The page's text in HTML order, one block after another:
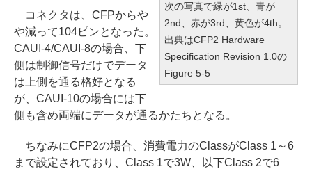
次の写真で緑が1st、青が
2nd、赤が3rd、黄色が4th。
出典はCFP2 Hardware
Specification Revision 1.0の
Figure 5-5
コネクタは、CFPからや
や減って104ピンとなった。
CAUI-4/CAUI-8の場合、下
側は制御信号だけでデータ
は上側を通る格好となる
が、CAUI-10の場合には下
側も含め両端にデータが通るかたちとなる。
ちなみにCFP2の場合、消費電力のClassがClass 1～6
まで設定されており、Class 1で3W、以下Class 2で6